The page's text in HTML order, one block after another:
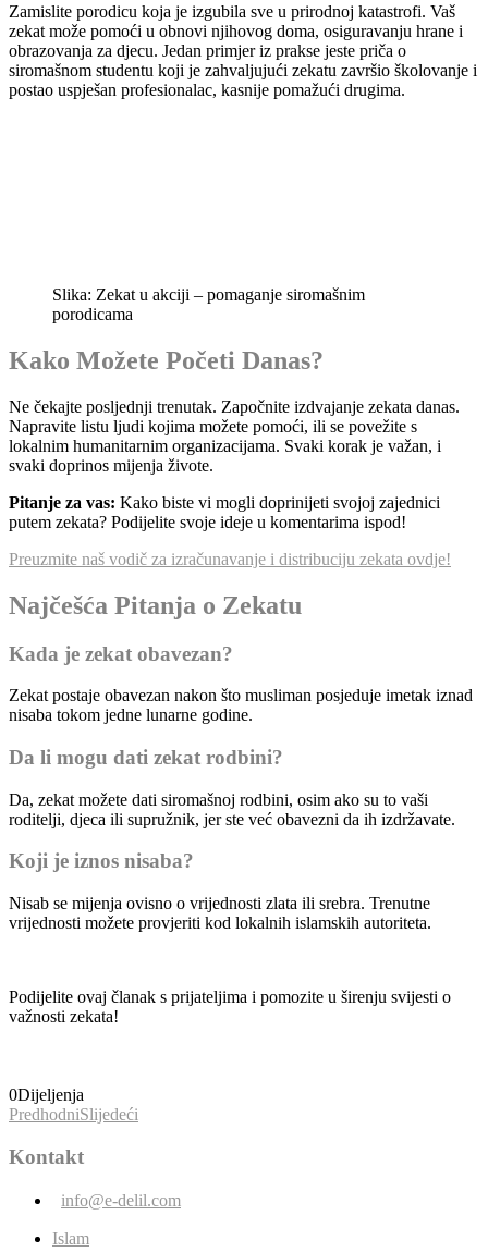
Zamislite porodicu koja je izgubila sve u prirodnoj katastrofi. Vaš
zekat može pomoći u obnovi njihovog doma, osiguravanju hrane i
obrazovanja za djecu. Jedan primjer iz prakse jeste priča o
siromašnom studentu koji je zahvaljujući zekatu završio školovanje i
postao uspješan profesionalac, kasnije pomažući drugima.
Slika: Zekat u akciji – pomaganje siromašnim
porodicama
Kako Možete Početi Danas?
Ne čekajte posljednji trenutak. Započnite izdvajanje zekata danas.
Napravite listu ljudi kojima možete pomoći, ili se povežite s
lokalnim humanitarnim organizacijama. Svaki korak je važan, i
svaki doprinos mijenja živote.
Pitanje za vas: Kako biste vi mogli doprinijeti svojoj zajednici
putem zekata? Podijelite svoje ideje u komentarima ispod!
Preuzmite naš vodič za izračunavanje i distribuciju zekata ovdje!
Najčešća Pitanja o Zekatu
Kada je zekat obavezan?
Zekat postaje obavezan nakon što musliman posjeduje imetak iznad
nisaba tokom jedne lunarne godine.
Da li mogu dati zekat rodbini?
Da, zekat možete dati siromašnoj rodbini, osim ako su to vaši
roditelji, djeca ili supružnik, jer ste već obavezni da ih izdržavate.
Koji je iznos nisaba?
Nisab se mijenja ovisno o vrijednosti zlata ili srebra. Trenutne
vrijednosti možete provjeriti kod lokalnih islamskih autoriteta.
Podijelite ovaj članak s prijateljima i pomozite u širenju svijesti o
važnosti zekata!
0Dijeljenja
PredhodniSlijedeći
Kontakt
info@e-delil.com
Islam